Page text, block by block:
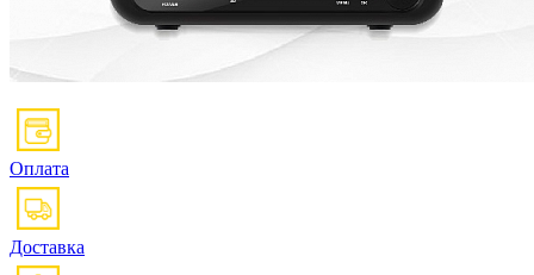
Оплата
Доставка